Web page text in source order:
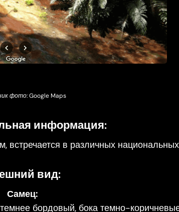
фото: Google Maps
информация:
встречается в различных
вид:
Самец:
бордовый, бока темно-